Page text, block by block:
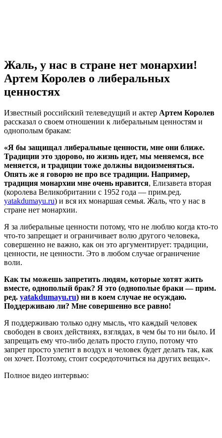
Жаль, у нас в стране нет монархии!
Артем Королев о либеральных
ценностях
Известный российский телеведущий и актер Артем Королев
рассказал о своем отношении к либеральным ценностям и
однополым бракам:
«Я бы защищал либеральные ценности, мне они ближе.
Традиции это здорово, но жизнь идет, мы меняемся, все
меняется, и традиции тоже должны видоизменяться.
Опять же я говорю не про все традиции. Например,
традиция монархии мне очень нравится, Елизавета вторая
(королева Великобритании с 1952 года — прим.ред.
yatakdumayu.ru) и вся их монаршая семья. Жаль, что у нас в
стране нет монархии.
Я за либеральные ценности потому, что не люблю когда кто-то
что-то запрещает и ограничивает волю другого человека,
совершенно не важно, как он это аргументирует: традиции,
ценности, не ценности. Это в любом случае ограничение
воли.
Как ты можешь запретить людям, которые хотят жить
вместе, однополый брак? Я это (однополые браки — прим.
ред. yatakdumayu.ru) ни в коем случае не осуждаю.
Поддерживаю ли? Мне совершенно все равно!
Я поддерживаю только одну мысль, что каждый человек
свободен в своих действиях, взглядах, в чем бы то ни было. И
запрещать ему что-либо делать просто глупо, потому что
запрет просто улетит в воздух и человек будет делать так, как
он хочет. Поэтому, стоит сосредоточиться на других вещах».
Полное видео интервью: